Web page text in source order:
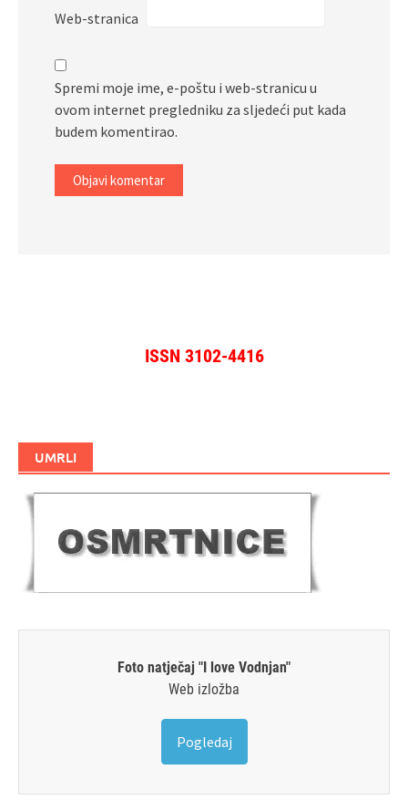
Web-stranica
Spremi moje ime, e-poštu i web-stranicu u
ovom internet pregledniku za sljedeći put kada
budem komentirao.
ISSN 3102-4416
UMRLI
Foto natječaj "I love Vodnjan"
Web izložba
Pogledaj